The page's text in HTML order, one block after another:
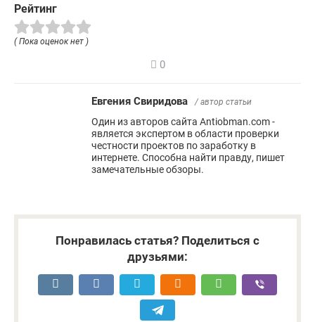
Рейтинг
( Пока оценок нет )
0
Евгения Свиридова / автор статьи
Один из авторов сайта Antiobman.com -
является экспертом в области проверки
честности проектов по заработку в
интернете. Способна найти правду, пишет
замечательные обзоры.
Понравилась статья? Поделиться с
друзьями: